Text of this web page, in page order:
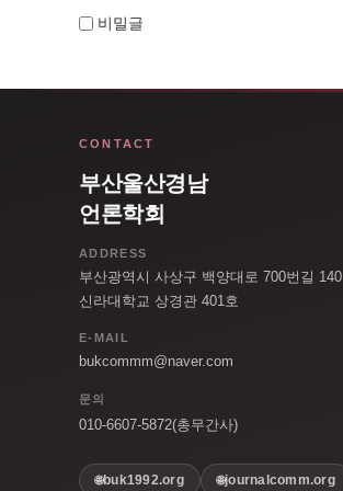
비밀글
CONTACT
부산울산경남
언론학회
ADDRESS
부산광역시 사상구 백양대로 700번길 140
신라대학교 상경관 401호
E-MAIL
bukcommm@naver.com
문의
010-6607-5872(총무간사)
buk1992.org journalcomm.org